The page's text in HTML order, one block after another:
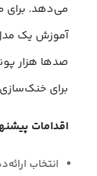
می‌دهد. برای
آموزش یک
صدها هزار
برای
اقدامات
انتخاب